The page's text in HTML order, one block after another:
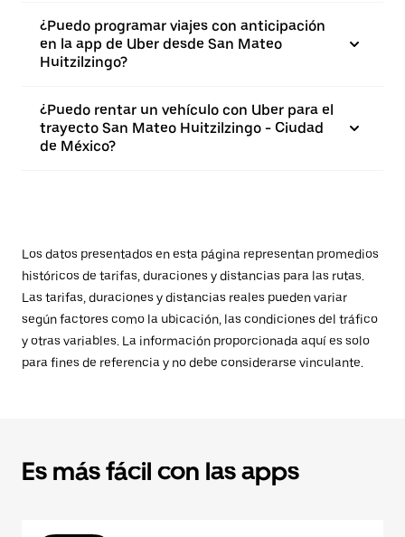
¿Puedo programar viajes con anticipación
en la app de Uber desde San Mateo
Huitzilzingo?
¿Puedo rentar un vehículo con Uber para el
trayecto San Mateo Huitzilzingo - Ciudad
de México?
Los datos presentados en esta página representan promedios
históricos de tarifas, duraciones y distancias para las rutas.
Las tarifas, duraciones y distancias reales pueden variar
según factores como la ubicación, las condiciones del tráfico
y otras variables. La información proporcionada aquí es solo
para fines de referencia y no debe considerarse vinculante.
Es más fácil con las apps